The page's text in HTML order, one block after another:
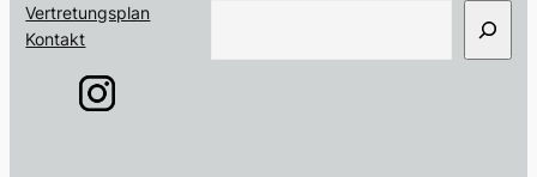
Vertretungsplan
Kontakt
c